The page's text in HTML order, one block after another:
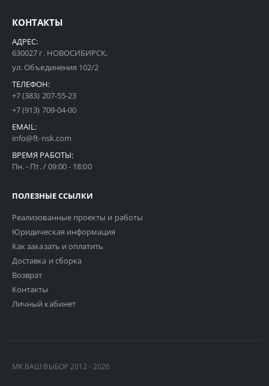
КОНТАКТЫ
АДРЕС:
630027 г. НОВОСИБИРСК,
ул. Объединения 102/2
ТЕЛЕФОН:
+7 (383) 207-55-23
+7 (913) 709-04-00
EMAIL:
info@ft-nsk.com
ВРЕМЯ РАБОТЫ:
Пн. - Пт. / 09:00 - 18:00
ПОЛЕЗНЫЕ ССЫЛКИ
Реализованные проекты и работы
Юридическая информация
Как заказать и оплатить
Доставка и сборка
Возврат
Контакты
Личный кабинет
МК ВАШ ВЫБОР 2012 - 2026